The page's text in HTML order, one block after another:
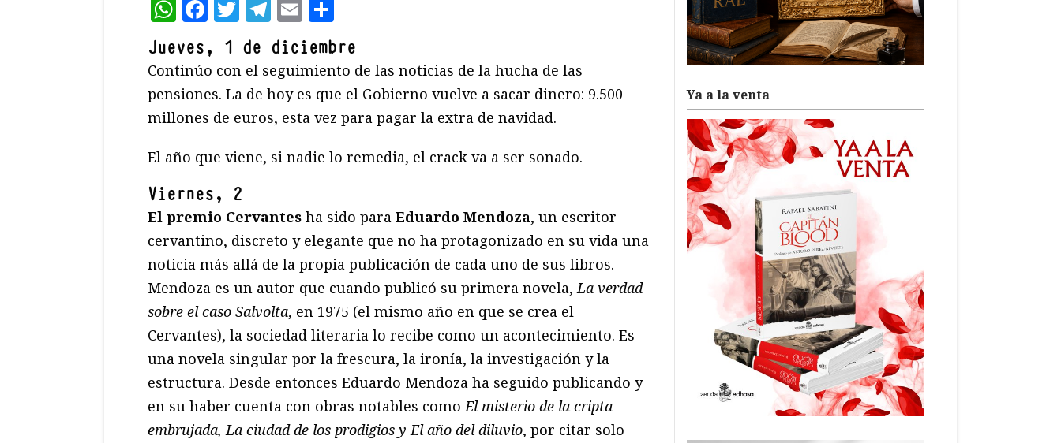
WhatsApp
Facebook
Twitter
Telegram
Email
Jueves, 1 de diciembre
Continúo con el seguimiento de las noticias de la hucha de las
pensiones. La de hoy es que el Gobierno vuelve a sacar dinero: 9.500
millones de euros, esta vez para pagar la extra de navidad.
El año que viene, si nadie lo remedia, el crack va a ser sonado.
Viernes, 2
El premio Cervantes ha sido para Eduardo Mendoza, un escritor
cervantino, discreto y elegante que no ha protagonizado en su vida una
noticia más allá de la propia publicación de cada uno de sus libros.
Mendoza es un autor que cuando publicó su primera novela,La verdad
sobre el caso Salvolta, en 1975 (el mismo año en que se crea el
Cervantes), la sociedad literaria lo recibe como un acontecimiento. Es
una novela singular por la frescura, la ironía, la investigación y la
estructura. Desde entonces Eduardo Mendoza ha seguido publicando y
en su haber cuenta con obras notables comoEl misterio de la cripta
embrujada, La ciudad de los prodigios y El año del diluvio, por citar solo
Ya a la venta